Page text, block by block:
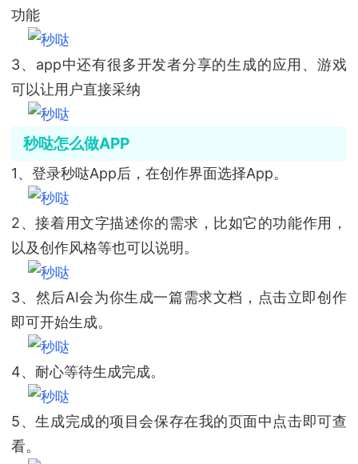
功能
3、app中还有很多开发者分享的生成的应用、游戏
可以让用户直接采纳
秒哒怎么做APP
1、登录秒哒App后，在创作界面选择App。
2、接着用文字描述你的需求，比如它的功能作用，
以及创作风格等也可以说明。
3、然后AI会为你生成一篇需求文档，点击立即创作
即可开始生成。
4、耐心等待生成完成。
5、生成完成的项目会保存在我的页面中点击即可查
看。